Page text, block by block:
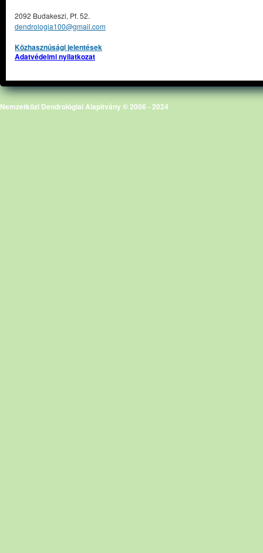
2092 Budakeszi, Pf. 52.
dendrologia100@gmail.com
Közhasznúsági jelentések
Adatvédelmi nyilatkozat
Nemzetközi Dendrológiai Alapítvány © 2006 - 2024